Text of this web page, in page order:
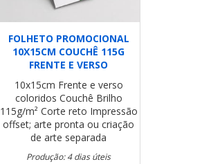
FOLHETO PROMOCIONAL
10X15CM COUCHÊ 115G
FRENTE E VERSO
10x15cm Frente e verso
coloridos Couchê Brilho
115g/m² Corte reto Impressão
offset; arte pronta ou criação
de arte separada
Produção: 4 dias úteis